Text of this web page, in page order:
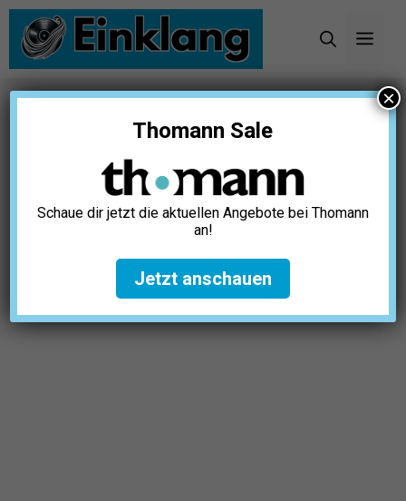
Zum
Inhalt
springen
Karaoke Maschinen für TV Test: Die 10 besten
(Bestenliste)
Thomann Sale
Schaue dir jetzt die aktuellen Angebote bei Thomann
an!
Jetzt anschauen
×